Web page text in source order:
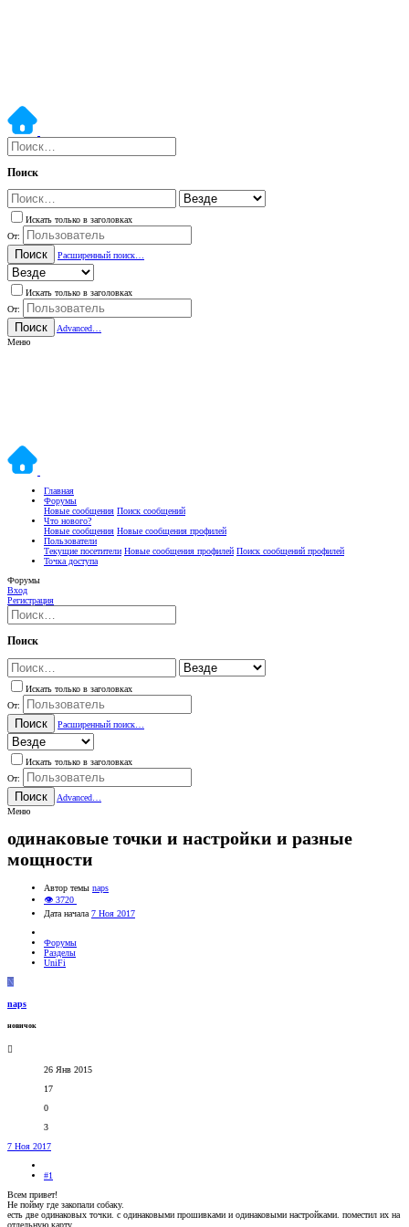
Поиск
Искать только в заголовках
От:
Поиск Расширенный поиск…
Искать только в заголовках
От:
Поиск
Advanced…
Меню
Главная
Форумы
Новые сообщения Поиск сообщений
Что нового?
Новые сообщения Новые сообщения профилей
Пользователи
Текущие посетители Новые сообщения профилей Поиск сообщений профилей
Точка доступа
Форумы
Вход
Регистрация
Поиск
Искать только в заголовках
От:
Поиск Расширенный поиск…
Искать только в заголовках
От:
Поиск
Advanced…
Меню
одинаковые точки и настройки и разные
мощности
Автор темы naps
👁 3720
Дата начала 7 Ноя 2017
Форумы
Разделы
UniFi
N
naps
новичок
26 Янв 2015
17
0
3
7 Ноя 2017
#1
Всем привет!
Не пойму где закопали собаку.
есть две одинаковых точки. с одинаковыми прошивками и одинаковыми настройками. поместил их на
отдельную карту.